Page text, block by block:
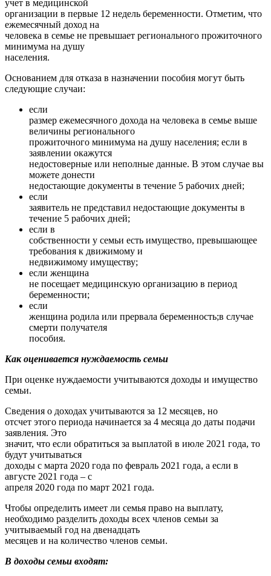
учет в медицинской
организации в первые 12 недель беременности. Отметим, что
ежемесячный доход на
человека в семье не превышает регионального прожиточного
минимума на душу
населения.
Основанием для отказа в назначении пособия могут быть
следующие случаи:
если
размер ежемесячного дохода на человека в семье выше
величины регионального
прожиточного минимума на душу населения; если в
заявлении окажутся
недостоверные или неполные данные. В этом случае вы
можете донести
недостающие документы в течение 5 рабочих дней;
если
заявитель не представил недостающие документы в
течение 5 рабочих дней;
если в
собственности у семьи есть имущество, превышающее
требования к движимому и
недвижимому имуществу;
если женщина
не посещает медицинскую организацию в период
беременности;
если
женщина родила или прервала беременность;в случае
смерти получателя
пособия.
Как оценивается нуждаемость семьи
При оценке нуждаемости учитываются доходы и имущество
семьи.
Сведения о доходах учитываются за 12 месяцев, но
отсчет этого периода начинается за 4 месяца до даты подачи
заявления. Это
значит, что если обратиться за выплатой в июле 2021 года, то
будут учитываться
доходы с марта 2020 года по февраль 2021 года, а если в
августе 2021 года – с
апреля 2020 года по март 2021 года.
Чтобы определить имеет ли семья право на выплату,
необходимо разделить доходы всех членов семьи за
учитываемый год на двенадцать
месяцев и на количество членов семьи.
В доходы семьи входят: